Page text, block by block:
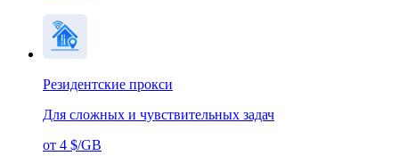
Резидентские прокси
Для сложных и чувствительных задач
от 4 $/GB